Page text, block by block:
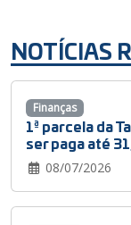
NOTÍCIAS
1ª parcela da
ser paga até
08/07/2026
Finanças